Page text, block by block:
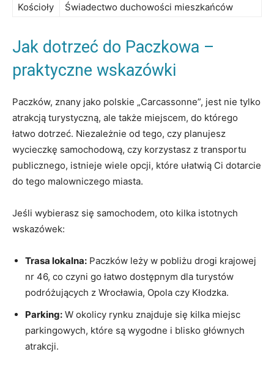
Kościoły
Świadectwo duchowości mieszkańców
Jak dotrzeć do Paczkowa ⁤–
praktyczne wskazówki
Paczków, znany jako polskie „Carcassonne”, jest nie tylko
atrakcją ‌turystyczną, ale także​ miejscem, do którego‍
łatwo dotrzeć. Niezależnie od⁣ tego,‍ czy planujesz
wycieczkę‌ samochodową, czy korzystasz z transportu⁢
publicznego, istnieje ‌wiele​ opcji, które ułatwią Ci dotarcie
do⁣ tego malowniczego‍ miasta.
Jeśli wybierasz ‍się samochodem,‍ oto kilka istotnych
wskazówek:
Trasa lokalna: ​Paczków leży w​ pobliżu​ drogi krajowej
nr⁢ 46, co czyni go łatwo dostępnym ‍dla turystów
podróżujących‍ z Wrocławia, Opola czy Kłodzka.
Parking: ⁣W okolicy rynku znajduje się kilka miejsc
‍parkingowych, które są wygodne i blisko⁢ głównych‍
atrakcji.